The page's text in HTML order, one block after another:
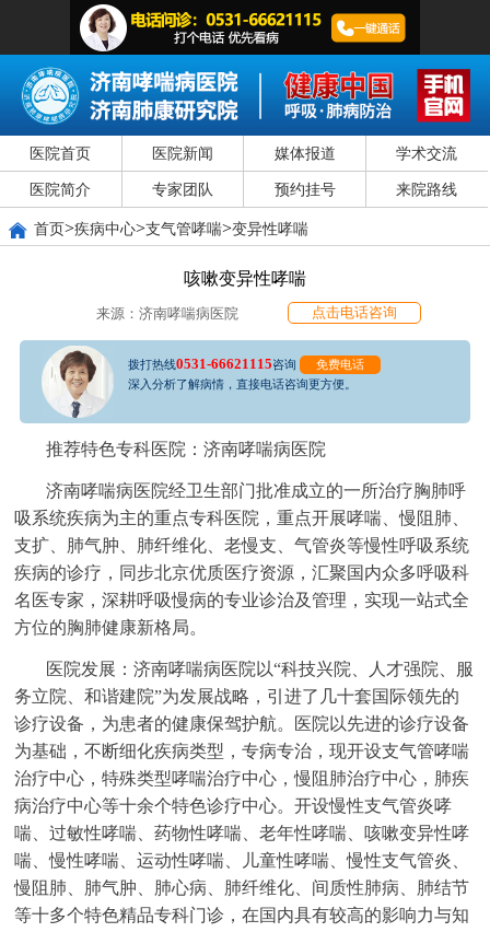
医院首页 医院新闻 媒体报道 学术交流
医院简介 专家团队 预约挂号 来院路线
首页>疾病中心>支气管哮喘>变异性哮喘
咳嗽变异性哮喘
来源：济南哮喘病医院 点击电话咨询
拨打热线0531-66621115咨询
免费电话
深入分析了解病情，直接电话咨询更方便。
推荐特色专科医院：济南哮喘病医院
济南哮喘病医院经卫生部门批准成立的一所治疗胸肺呼
吸系统疾病为主的重点专科医院，重点开展哮喘、慢阻肺、
支扩、肺气肿、肺纤维化、老慢支、气管炎等慢性呼吸系统
疾病的诊疗，同步北京优质医疗资源，汇聚国内众多呼吸科
名医专家，深耕呼吸慢病的专业诊治及管理，实现一站式全
方位的胸肺健康新格局。
医院发展：济南哮喘病医院以“科技兴院、人才强院、服
务立院、和谐建院”为发展战略，引进了几十套国际领先的
诊疗设备，为患者的健康保驾护航。医院以先进的诊疗设备
为基础，不断细化疾病类型，专病专治，现开设支气管哮喘
治疗中心，特殊类型哮喘治疗中心，慢阻肺治疗中心，肺疾
病治疗中心等十余个特色诊疗中心。开设慢性支气管炎哮
喘、过敏性哮喘、药物性哮喘、老年性哮喘、咳嗽变异性哮
喘、慢性哮喘、运动性哮喘、儿童性哮喘、慢性支气管炎、
慢阻肺、肺气肿、肺心病、肺纤维化、间质性肺病、肺结节
等十多个特色精品专科门诊，在国内具有较高的影响力与知